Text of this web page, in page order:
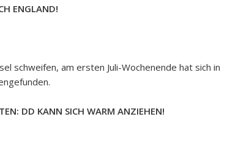
ENGLAND!
schweifen, am ersten Juli-Wochenende hat sich in
DD KANN SICH WARM ANZIEHEN!